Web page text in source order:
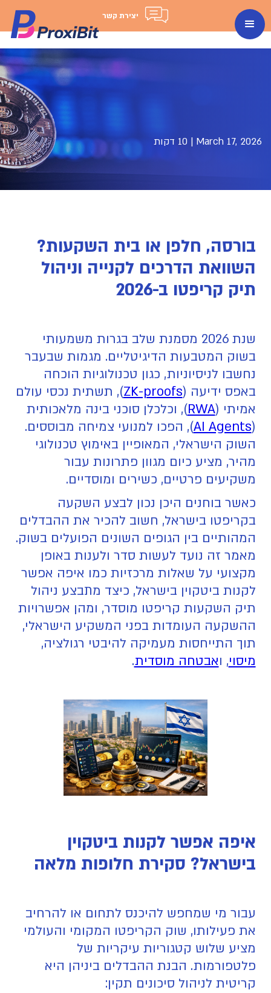
יצירת קשר
March 17, 2026
| 10 דקות
בורסה, חלפן או בית השקעות?
השוואת הדרכים לקנייה וניהול
תיק קריפטו ב-2026
שנת 2026 מסמנת שלב בגרות משמעותי
בשוק המטבעות הדיגיטליים. מגמות שבעבר
נחשבו לניסיוניות, כגון טכנולוגיות הוכחה
באפס ידיעה (ZK-proofs), תשתית נכסי עולם
אמיתי (RWA), וכלכלן סוכני בינה מלאכותית
(
AI Agents), הפכו למנועי צמיחה מבוססים.
השוק הישראלי, המאופיין באימוץ טכנולוגי
מהיר, מציע כיום מגוון פתרונות עבור
משקיעים פרטיים, כשירים ומוסדיים.
כאשר בוחנים היכן נכון לבצע השקעה
בקריפטו בישראל, חשוב להכיר את ההבדלים
המהותיים בין הגופים השונים הפועלים בשוק.
מאמר זה נועד לעשות סדר ולענות באופן
מקצועי על שאלות מרכזיות כמו איפה אפשר
לקנות ביטקוין בישראל, כיצד מתבצע ניהול
תיק השקעות קריפטו מוסדר, ומהן אפשרויות
ההשקעה העומדות בפני המשקיע הישראלי,
תוך התייחסות מעמיקה להיבטי רגולציה,
מיסוי, ואבטחה מוסדית.
איפה אפשר לקנות ביטקוין
בישראל? סקירת חלופות מלאה
עבור מי שמחפש להיכנס לתחום או להרחיב
את פעילותו, שוק הקריפטו המקומי והעולמי
מציע שלוש קטגוריות עיקריות של
פלטפורמות. הבנת ההבדלים ביניהן היא
קריטית לניהול סיכונים תקין: